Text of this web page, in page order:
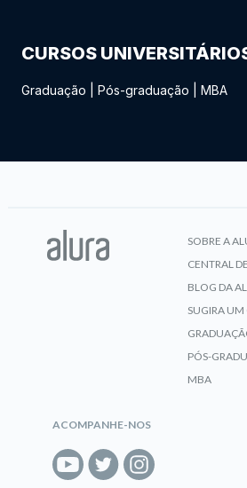
CURSOS
Graduação Pós-graduação MBA
SOBRE A
CENTRAL
BLOG DA
SUGIRA UM
PÓS-
MBA
ACOMPANHE-NOS